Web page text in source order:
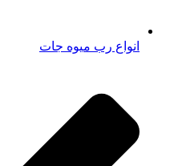
انواع رب میوه جات